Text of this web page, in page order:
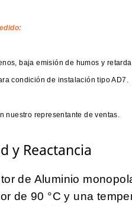
baja emisión de humos y
condición de instalación tipo AD7.
nuestro representante de ventas.
y Reactancia
de Aluminio
de 90 °C y una